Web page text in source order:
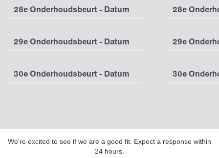
28e Onderhoudsbeurt - Datum 28e
29e Onderhoudsbeurt - Datum 29e
30e Onderhoudsbeurt - Datum 30e
We're excited to see if we are a good fit. Expect a response within
24 hours.